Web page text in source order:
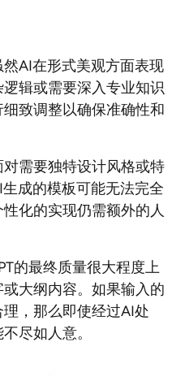
AI在形式美观方面表现
辑或需要深入专业知识
致调整以确保准确性和
需要独特设计风格或特
成的模板可能无法完全
化的实现仍需额外的人
的最终质量很大程度上
大纲内容。如果输入的
，那么即使经过AI处
尽如人意。